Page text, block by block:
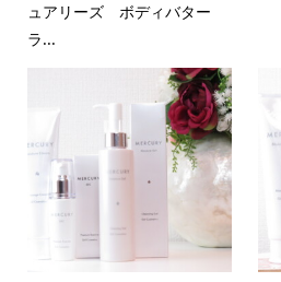
ュアリーズ ボディバター
ラ...